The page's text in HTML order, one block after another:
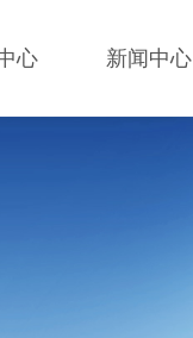
心 新闻中心